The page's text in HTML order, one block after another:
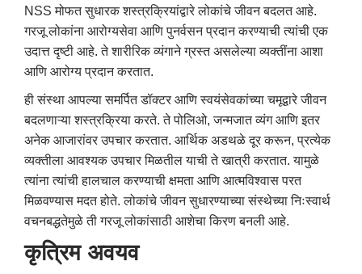
NSS मोफत सुधारक शस्त्रक्रियांद्वारे लोकांचे जीवन बदलत आहे.
गरजू लोकांना आरोग्यसेवा आणि पुनर्वसन प्रदान करण्याची त्यांची एक
उदात्त दृष्टी आहे. ते शारीरिक व्यंगाने ग्रस्त असलेल्या व्यक्तींना आशा
आणि आरोग्य प्रदान करतात.
ही संस्था आपल्या समर्पित डॉक्टर आणि स्वयंसेवकांच्या चमूद्वारे जीवन
बदलणाऱ्या शस्त्रक्रिया करते. ते पोलिओ, जन्मजात व्यंग आणि इतर
अनेक आजारांवर उपचार करतात. आर्थिक अडथळे दूर करून, प्रत्येक
व्यक्तीला आवश्यक उपचार मिळतील याची ते खात्री करतात. यामुळे
त्यांना त्यांची हालचाल करण्याची क्षमता आणि आत्मविश्वास परत
मिळवण्यास मदत होते. लोकांचे जीवन सुधारण्याच्या संस्थेच्या निःस्वार्थ
वचनबद्धतेमुळे ती गरजू लोकांसाठी आशेचा किरण बनली आहे.
कृत्रिम अवयव